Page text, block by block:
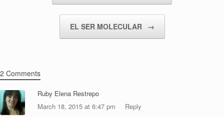
EL SER MOLECULAR →
2 Comments
Ruby Elena Restrepo
March 18, 2015 at 6:47 pm
Reply